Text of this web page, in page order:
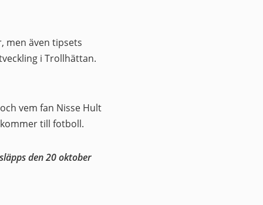
men även tipsets
i Trollhättan.
vem fan Nisse Hult
till fotboll.
den 20 oktober